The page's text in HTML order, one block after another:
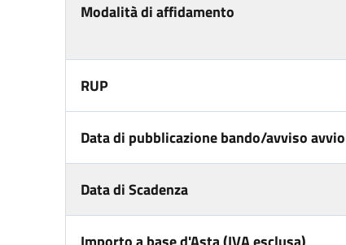
Modalità di affidamento
RUP
Data di pubblicazione bando/avviso
Data di Scadenza